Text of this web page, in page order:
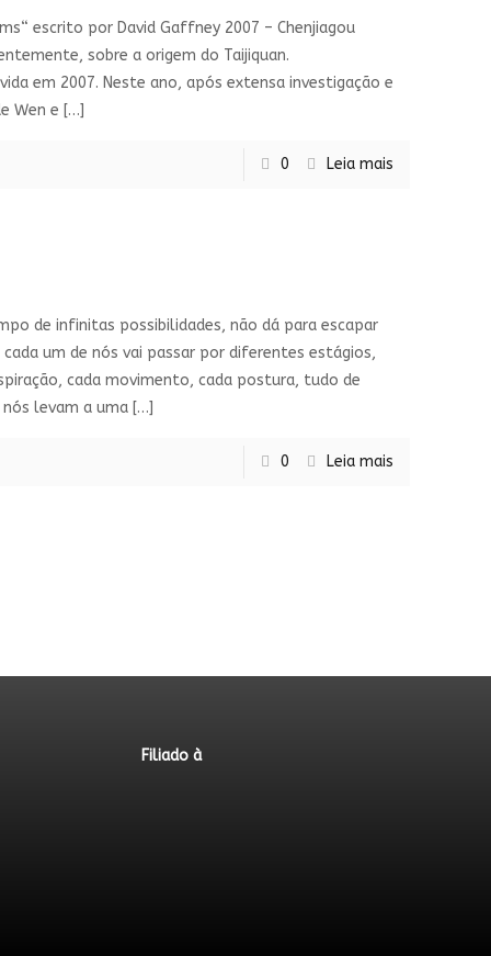
escrito por David Gaffney 2007 – Chenjiagou
sobre a origem do Taijiquan.
em 2007. Neste ano, após extensa investigação e
Wen e […]
0 Leia mais
de infinitas possibilidades, não dá para escapar
um de nós vai passar por diferentes estágios,
cada movimento, cada postura, tudo de
levam a uma […]
0 Leia mais
Filiado à